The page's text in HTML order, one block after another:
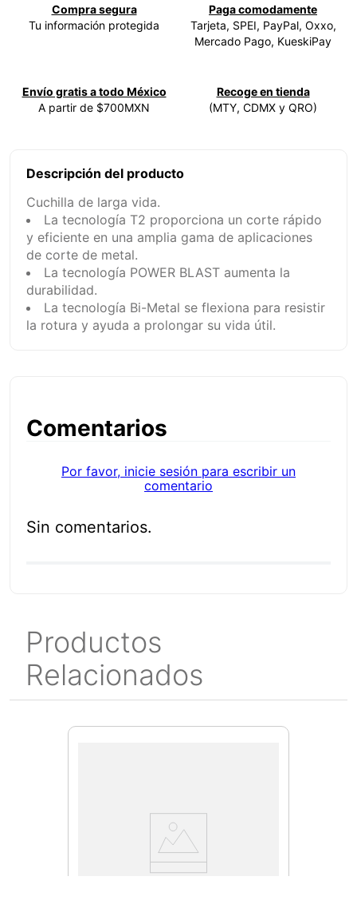
Compra segura
Tu información protegida
Paga comodamente
Tarjeta, SPEI, PayPal, Oxxo,
Mercado Pago, KueskiPay
Envío gratis a todo México
A partir de $700MXN
Recoge en tienda
(MTY, CDMX y QRO)
Descripción del producto
Cuchilla de larga vida.
La tecnología T2 proporciona un corte rápido
y eficiente en una amplia gama de aplicaciones
de corte de metal.
La tecnología POWER BLAST aumenta la
durabilidad.
La tecnología Bi-Metal se flexiona para resistir
la rotura y ayuda a prolongar su vida útil.
Comentarios
Por favor, inicie sesión para escribir un
comentario
Sin comentarios.
Productos
Relacionados